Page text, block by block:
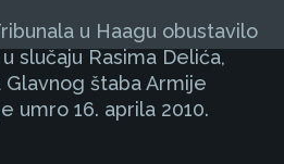
u Haagu obustavilo
slučaju Rasima Delića,
štaba Armije
umro 16. aprila 2010.